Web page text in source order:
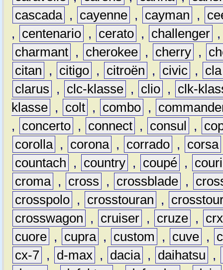
cascada , cayenne , cayman ,
,
centenario , cerato , challenger
charmant , cherokee , cherry ,
citan
, citigo , citroën , civic ,
cla
clarus
, clc-klasse , clio ,
clk-
klasse , colt , combo ,
,
concerto , connect , consul ,
corolla , corona , corrado , corsa
countach
, country , coupé ,
croma , cross , crossblade ,
crosspolo , crosstouran ,
crosswagon
, cruiser , cruze ,
crx
cuore , cupra , custom , cuve ,
cx-7 , d-max , dacia , daihatsu
,